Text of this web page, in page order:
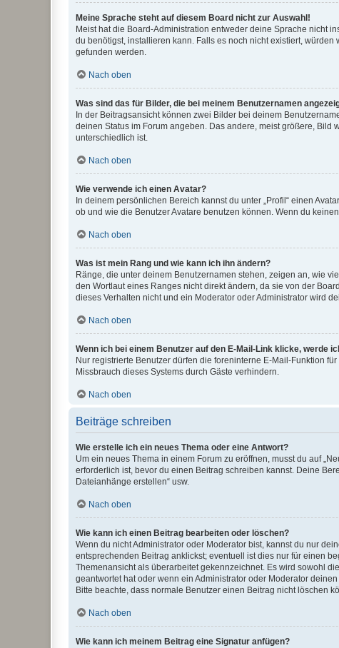
Meine Sprache steht auf diesem Board nicht zur Auswahl!
Meist hat die Board-Administration entweder deine Sprache nicht
du benötigst, installieren kann. Falls es noch nicht existiert,
gefunden werden.
Nach oben
Was sind das für Bilder, die bei meinem Benutzernamen
In der Beitragsansicht können zwei Bilder bei deinem
deinen Status im Forum angeben. Das andere, meist größere, Bild
unterschiedlich ist.
Nach oben
Wie verwende ich einen Avatar?
In deinem persönlichen Bereich kannst du unter „Profil“ einen
ob und wie die Benutzer Avatare benutzen können. Wenn du
Nach oben
Was ist mein Rang und wie kann ich ihn ändern?
Ränge, die unter deinem Benutzernamen stehen, zeigen an, wie
den Wortlaut eines Ranges nicht direkt ändern, da sie von der
dieses Verhalten nicht und ein Moderator oder Administrator wird
Nach oben
Wenn ich bei einem Benutzer auf den E-Mail-Link klicke, werde
Nur registrierte Benutzer dürfen die foreninterne E-Mail-Funktion
Missbrauch dieses Systems durch Gäste verhindern.
Nach oben
Beiträge schreiben
Wie erstelle ich ein neues Thema oder eine Antwort?
Um ein neues Thema in einem Forum zu eröffnen, musst du auf
erforderlich ist, bevor du einen Beitrag schreiben kannst. Deine
Dateianhänge erstellen“ usw.
Nach oben
Wie kann ich einen Beitrag bearbeiten oder löschen?
Wenn du nicht Administrator oder Moderator bist, kannst du nur
entsprechenden Beitrag anklickst; eventuell ist dies nur für einen
Themenansicht als überarbeitet gekennzeichnet. Es wird sowohl
geantwortet hat oder wenn ein Administrator oder Moderator
Bitte beachte, dass normale Benutzer einen Beitrag nicht löschen
Nach oben
Wie kann ich meinem Beitrag eine Signatur anfügen?